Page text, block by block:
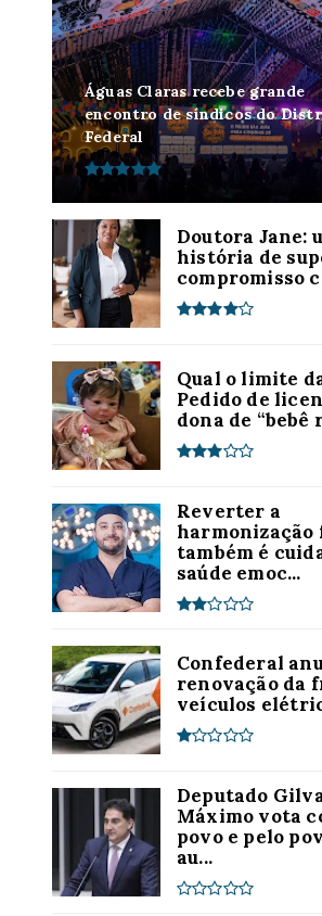
Águas Claras recebe grande
encontro de síndicos do
Federal
Doutora Jane:
história de
compromisso
Qual o limite
Pedido de
dona de “bebê
Reverter a
harmonização
também é
saúde emoc...
Confederal
renovação da
veículos
Deputado
Máximo vota
povo e pelo
au...